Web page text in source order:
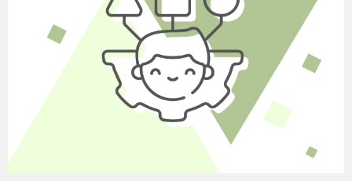
народження. Той, хто закінчив, повинен подати
мені подвійний сигнал (обома руками «знак
перемоги»).
«Погладжування».
Інструкція
Діти стають у два ряди, один навпроти одного.
Відстань між рядами – приблизно метр. Один з
учасників отримує вказівку ведучого – пройти
між рядами і попросити кожного сказати йому